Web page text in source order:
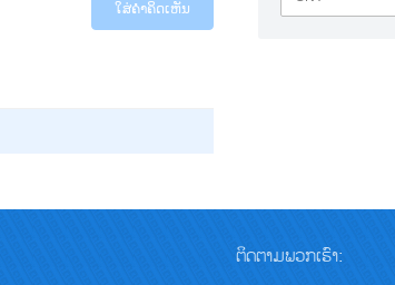
ໃສ່ຄຳຄິດເຫັນ
ຕິດຕາມພວກເຮົາ: